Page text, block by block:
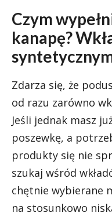
Czym
kanapę?
Zdarza się, że
od razu zarówno
Jeśli jednak masz
poszewkę, a
produkty się nie
szukaj wśród
chętnie wybierane
na stosunkowo